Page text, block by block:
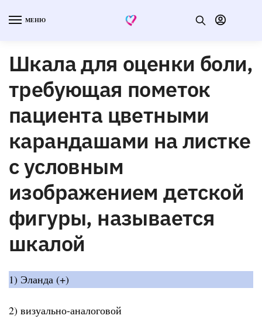
МЕНЮ
Шкала для оценки боли,
требующая пометок
пациента цветными
карандашами на листке
с условным
изображением детской
фигуры, называется
шкалой
1) Эланда (+)
2) визуально-аналоговой